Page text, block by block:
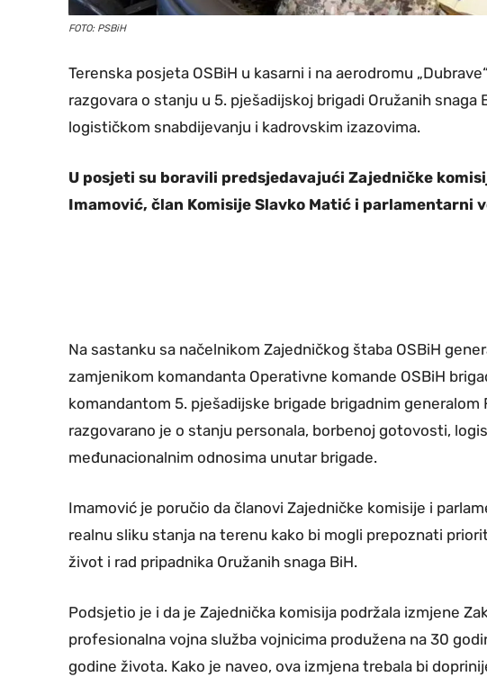
FOTO: PSBiH
Terenska posjeta OSBiH u kasarni i na aerodromu
razgovara o stanju u 5. pješadijskoj brigadi Oružanih snaga
logističkom snabdijevanju i kadrovskim izazovima.
U posjeti su boravili predsjedavajući Zajedničke
Imamović, član Komisije Slavko Matić i parlamentarni
Na sastanku sa načelnikom Zajedničkog štaba OSBiH
zamjenikom komandanta Operativne komande OSBiH
komandantom 5. pješadijske brigade brigadnim generalom
razgovarano je o stanju personala, borbenoj gotovosti,
međunacionalnim odnosima unutar brigade.
Imamović je poručio da članovi Zajedničke komisije i
realnu sliku stanja na terenu kako bi mogli prepoznati
život i rad pripadnika Oružanih snaga BiH.
Podsjetio je i da je Zajednička komisija podržala izmjene
profesionalna vojna služba vojnicima produžena na 30
godine života. Kako je naveo, ova izmjena trebala bi